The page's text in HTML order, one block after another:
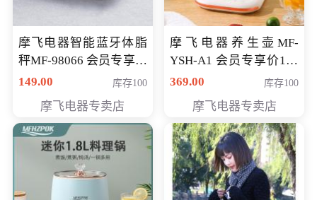
摩飞电器智能蓝牙体脂
秤MF-98066 会员专享价
98元
149.00 库存100
摩飞电器专卖店
摩飞电器养生壶MF-
YSH-A1 会员专享价198
元
369.00 库存100
摩飞电器专卖店